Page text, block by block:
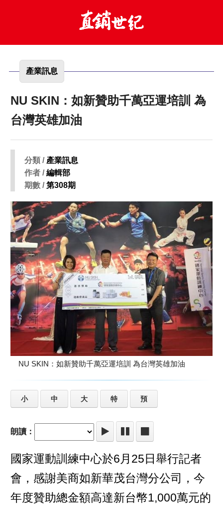
產業訊息
NU SKIN：如新贊助千萬亞運培訓 為
台灣英雄加油
分類 / 產業訊息
作者 /編輯部
期數 /第308期
NU SKIN：如新贊助千萬亞運培訓 為台灣英雄加油
小 中 大 特 預
朗讀：
國家運動訓練中心於6月25日舉行記者
會，感謝美商如新華茂台灣分公司，今
年度贊助總金額高達新台幣1,000萬元的